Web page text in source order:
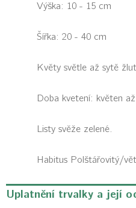
Výška: 10 - 15 cm
Šířka: 20 - 40 cm
Květy světle až sytě
Doba kvetení: květen
Listy svěže zelené.
Habitus Polštářovitý/
Uplatnění trvalky a její